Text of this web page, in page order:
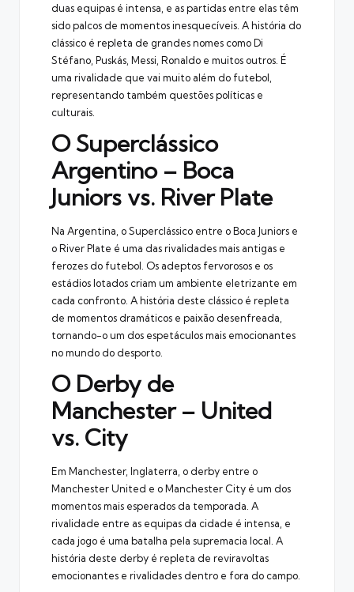
duas equipas é intensa, e as partidas entre elas têm
sido palcos de momentos inesquecíveis. A história do
clássico é repleta de grandes nomes como Di
Stéfano, Puskás, Messi, Ronaldo e muitos outros. É
uma rivalidade que vai muito além do futebol,
representando também questões políticas e
culturais.
O Superclássico
Argentino – Boca
Juniors vs. River Plate
Na Argentina, o Superclássico entre o Boca Juniors e
o River Plate é uma das rivalidades mais antigas e
ferozes do futebol. Os adeptos fervorosos e os
estádios lotados criam um ambiente eletrizante em
cada confronto. A história deste clássico é repleta
de momentos dramáticos e paixão desenfreada,
tornando-o um dos espetáculos mais emocionantes
no mundo do desporto.
O Derby de
Manchester – United
vs. City
Em Manchester, Inglaterra, o derby entre o
Manchester United e o Manchester City é um dos
momentos mais esperados da temporada. A
rivalidade entre as equipas da cidade é intensa, e
cada jogo é uma batalha pela supremacia local. A
história deste derby é repleta de reviravoltas
emocionantes e rivalidades dentro e fora do campo.